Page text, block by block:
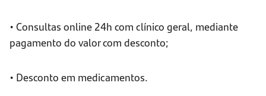
• Consultas online 24h com clínico geral, mediante
pagamento do valor com desconto;
• Desconto em medicamentos.